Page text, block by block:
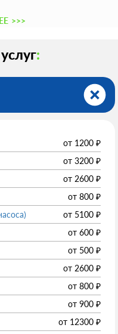
>>>
:
от 1200 ₽
от 3200 ₽
от 2600 ₽
от 800 ₽
от 5100 ₽
от 600 ₽
от 500 ₽
от 2600 ₽
от 800 ₽
от 900 ₽
от 12300 ₽